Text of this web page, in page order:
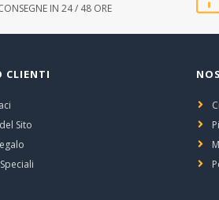
IN 24 / 48 ORE
CLIENTI
Sito